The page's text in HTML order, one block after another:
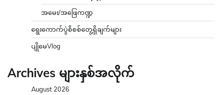
အမေး/အဖြေကဏ္ဍ
ရွေးကောက်ပွဲစိစစ်တွေ့ရှိချက်များ
ပျိုမေVlog
Archives များနှစ်အလိုက်
August 2026